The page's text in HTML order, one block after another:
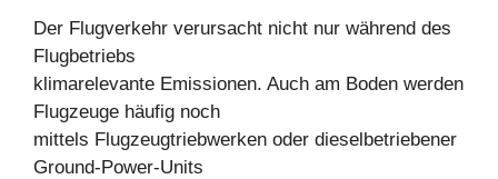
Der Flugverkehr verursacht nicht nur während des
Flugbetriebs
klimarelevante Emissionen. Auch am Boden werden
Flugzeuge häufig noch
mittels Flugzeugtriebwerken oder dieselbetriebener
Ground-Power-Units